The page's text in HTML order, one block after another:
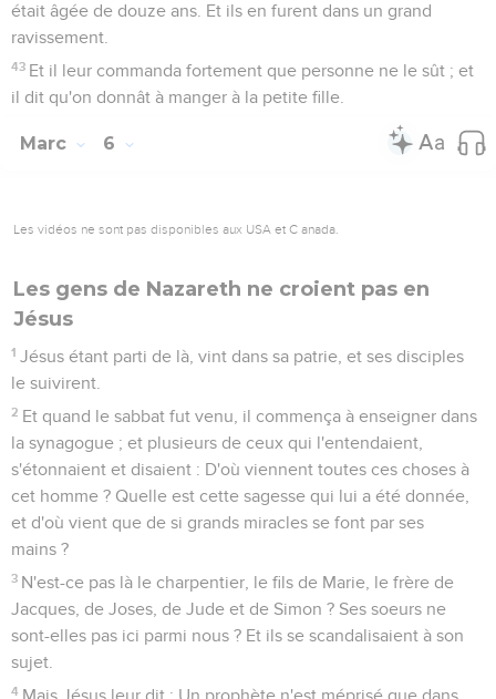
était âgée de douze ans. Et ils en furent dans un grand
ravissement.
43 Et il leur commanda fortement que personne ne le sût ; et
il dit qu'on donnât à manger à la petite fille.
Marc 6
Les vidéos ne sont pas disponibles aux USA et C anada.
Les gens de Nazareth ne croient pas en
Jésus
1 Jésus étant parti de là, vint dans sa patrie, et ses disciples
le suivirent.
2 Et quand le sabbat fut venu, il commença à enseigner dans
la synagogue ; et plusieurs de ceux qui l'entendaient,
s'étonnaient et disaient : D'où viennent toutes ces choses à
cet homme ? Quelle est cette sagesse qui lui a été donnée,
et d'où vient que de si grands miracles se font par ses
mains ?
3 N'est-ce pas là le charpentier, le fils de Marie, le frère de
Jacques, de Joses, de Jude et de Simon ? Ses soeurs ne
sont-elles pas ici parmi nous ? Et ils se scandalisaient à son
sujet.
4 Mais Jésus leur dit : Un prophète n'est méprisé que dans